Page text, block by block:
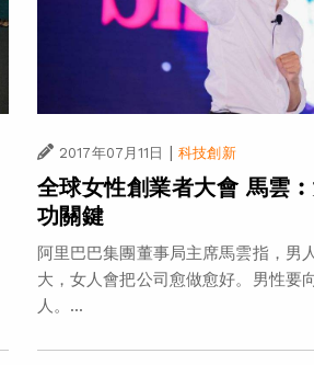
2017年07月11日 | 科技創新
全球女性創業者大會 馬雲
功關鍵
阿里巴巴集團董事局主席馬雲指，男
大，女人會把公司愈做愈好。男性要
人。...